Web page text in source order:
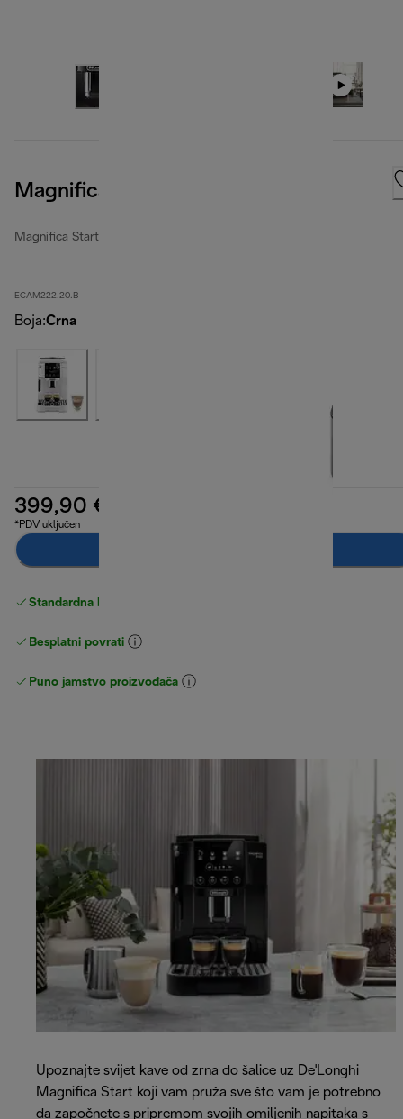
Magnifica Start
Magnifica Start
ECAM222.20.B
Boja:Crna
399,90 €
*PDV uključen
Standardna besplatna
Besplatni povrati
Puno jamstvo proizvođača
Upoznajte svijet kave od zrna do šalice uz De'Longhi
Magnifica Start koji vam pruža sve što vam je potrebno
da započnete s pripremom svojih omiljenih napitaka s